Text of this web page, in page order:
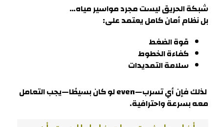
شبكة الحريق ليست مجرد مواسير مياه…
بل نظام أمان كامل يعتمد على:
قوة الضغط
كفاءة الخطوط
سلامة التمديدات
لذلك فإن أي تسرب—even لو كان بسيطًا—يجب التعامل
معه بسرعة واحترافية.